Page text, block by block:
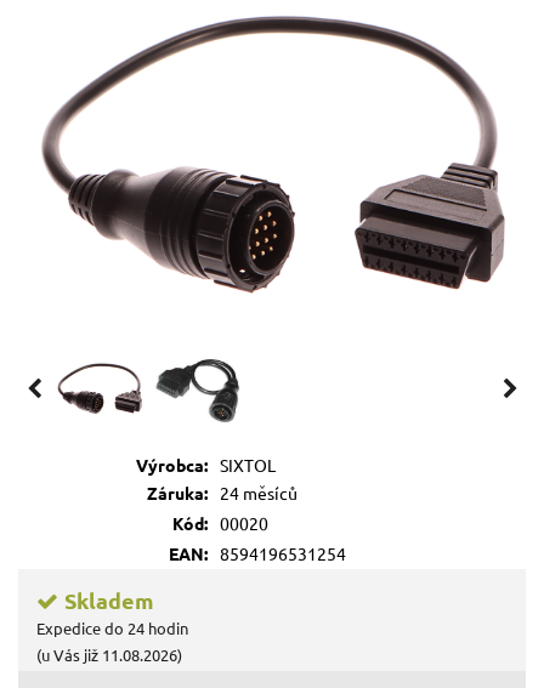
Výrobca: SIXTOL
Záruka:
24 měsíců
Kód: 00020
EAN: 8594196531254
Skladem
Expedice do 24 hodin
(u Vás již 11.08.2026)